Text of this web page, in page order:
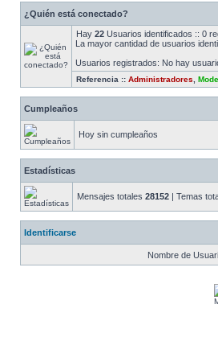
¿Quién está conectado?
Hay 22 Usuarios identificados :: 0
La mayor cantidad de usuarios
Usuarios registrados: No hay
Referencia :: Administradores
Cumpleaños
Hoy sin cumpleaños
Estadísticas
Mensajes totales 28152 | Temas
Identificarse
Nombre de